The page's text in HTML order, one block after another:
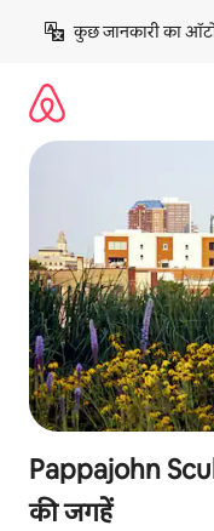
छोड़कर
कॉन्टेंट
कुछ जानकारी का
Pappajohn
की जगहें